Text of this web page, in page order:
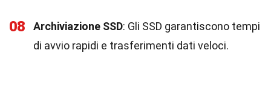
08 Archiviazione SSD: Gli SSD garantiscono tempi
di avvio rapidi e trasferimenti dati veloci.